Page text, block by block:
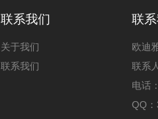
联系我们
关于我们
联系我们
联
欧迪
联系
电话
QQ